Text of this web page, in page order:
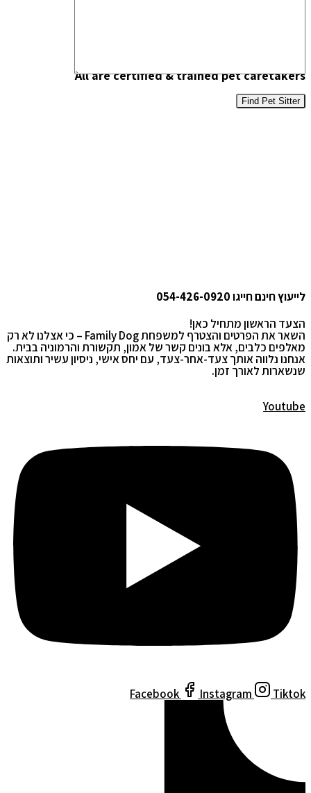
All are certified & trained pet caretakers
Find Pet Sitter
לייעוץ חינם חייגו054-426-0920
הצעד הראשון מתחיל כאן!
השאר את הפרטים והצטרף למשפחת Family Dog – כי אצלנו לא רק
מאלפים כלבים, אלא בונים קשר של אמון, תקשורת והרמוניה בבית.
אנחנו נלווה אותך צעד-אחר-צעד, עם יחס אישי, ניסיון עשיר ותוצאות
שנשארות לאורך זמן.
Youtube
Facebook Instagram Tiktok